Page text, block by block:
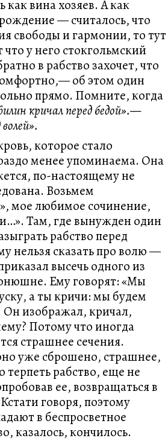
вина хозяев. А как
— считалось, что
свободы и гармонии, то тут
у него стокгольмский
в рабство захочет, что
об этом один
прямо. Помните, когда
кричал перед бедой».—
которое стало
менее упоминаема. Она
по-настоящему не
Возьмем
мое любимое сочинение,
Там, где вынужден один
рабство перед
нельзя сказать про волю —
высечь одного из
Ему говорят: «Мы
а ты кричи: мы будем
Он изображал, кричал,
Потому что иногда
страшнее сечения.
уже сброшено, страшнее,
рабство, еще не
ее, возвращаться в
говоря, поэтому
в беспросветное
казалось, кончилось.